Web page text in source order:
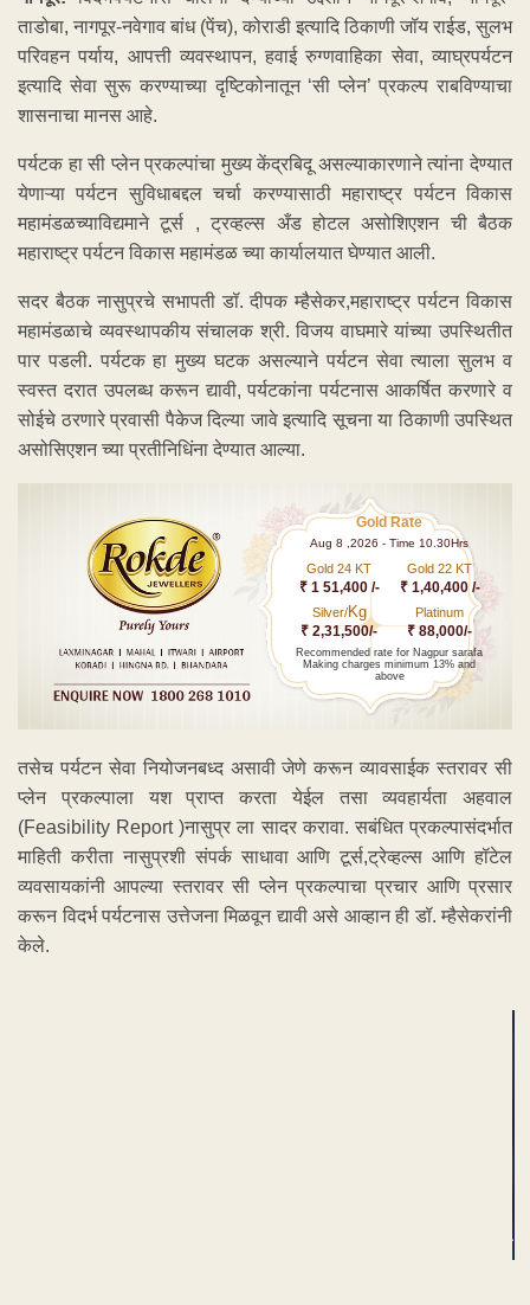
ताडोबा, नागपूर-नवेगाव बांध (पेंच), कोराडी इत्यादि ठिकाणी जॉय राईड, सुलभ
परिवहन पर्याय, आपत्ती व्यवस्थापन, हवाई रुग्णवाहिका सेवा, व्याघ्रपर्यटन
इत्यादि सेवा सुरू करण्याच्या दृष्टिकोनातून ‘सी प्लेन’ प्रकल्प राबविण्याचा
शासनाचा मानस आहे.
पर्यटक हा सी प्लेन प्रकल्पांचा मुख्य केंद्रबिदू असल्याकारणाने त्यांना देण्यात
येणाऱ्या पर्यटन सुविधाबद्दल चर्चा करण्यासाठी महाराष्ट्र पर्यटन विकास
महामंडळच्याविद्यमाने टूर्स , ट्रव्हल्स अँड होटल असोशिएशन ची बैठक
महाराष्ट्र पर्यटन विकास महामंडळ च्या कार्यालयात घेण्यात आली.
सदर बैठक नासुप्रचे सभापती डॉ. दीपक म्हैसेकर,महाराष्ट्र पर्यटन विकास
महामंडळाचे व्यवस्थापकीय संचालक श्री. विजय वाघमारे यांच्या उपस्थितीत
पार पडली. पर्यटक हा मुख्य घटक असल्याने पर्यटन सेवा त्याला सुलभ व
स्वस्त दरात उपलब्ध करून द्यावी, पर्यटकांना पर्यटनास आकर्षित करणारे व
सोईचे ठरणारे प्रवासी पैकेज दिल्या जावे इत्यादि सूचना या ठिकाणी उपस्थित
असोसिएशन च्या प्रतीनिधिंना देण्यात आल्या.
Gold Rate
Aug 8 ,2026 - Time 10.30Hrs
Gold 24 KT
₹ 1 51,400 /-
Gold 22 KT
₹ 1,40,400 /-
Silver/Kg
₹ 2,31,500/-
Platinum
₹ 88,000/-
Recommended rate for Nagpur sarafa
Making charges minimum 13% and
above
तसेच पर्यटन सेवा नियोजनबध्द असावी जेणे करून व्यावसाईक स्तरावर सी
प्लेन प्रकल्पाला यश प्राप्त करता येईल तसा व्यवहार्यता अहवाल
(Feasibility Report )नासुप्र ला सादर करावा. सबंधित प्रकल्पासंदर्भात
माहिती करीता नासुप्रशी संपर्क साधावा आणि टूर्स,ट्रेव्हल्स आणि हॉटेल
व्यवसायकांनी आपल्या स्तरावर सी प्लेन प्रकल्पाचा प्रचार आणि प्रसार
करून विदर्भ पर्यटनास उत्तेजना मिळवून द्यावी असे आव्हान ही डॉ. म्हैसेकरांनी
केले.